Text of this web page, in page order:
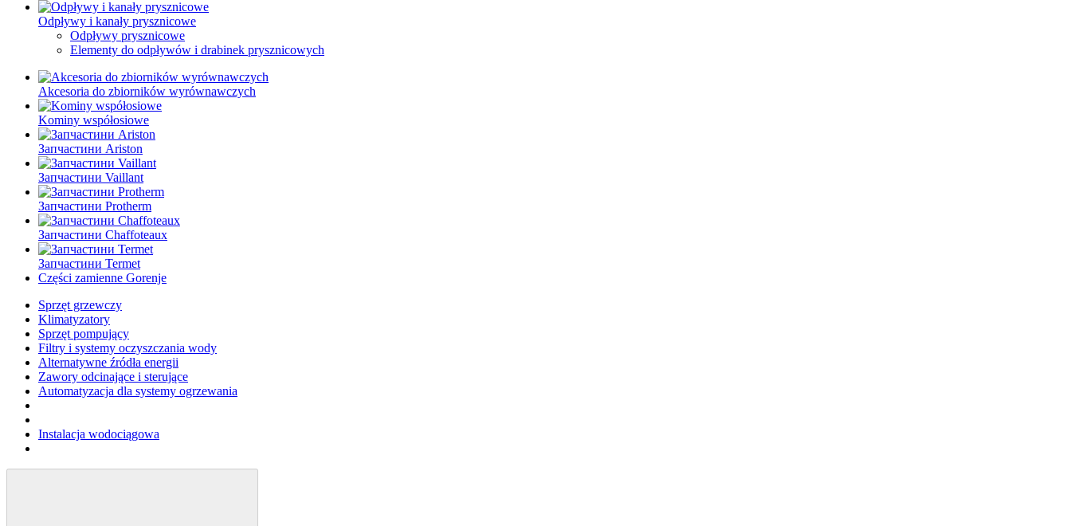
Odpływy i kanały prysznicowe
Odpływy prysznicowe
Elementy do odpływów i drabinek prysznicowych
Akcesoria do zbiorników wyrównawczych
Kominy współosiowe
Запчастини Ariston
Запчастини Vaillant
Запчастини Protherm
Запчастини Chaffoteaux
Запчастини Termet
Części zamienne Gorenje
Sprzęt grzewczy
Klimatyzatory
Sprzęt pompujący
Filtry i systemy oczyszczania wody
Alternatywne źródła energii
Zawory odcinające i sterujące
Automatyzacja dla systemy ogrzewania
Instalacja wodociągowa